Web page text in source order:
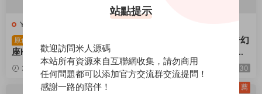
Y-元素王座
服務端
原創
座H5平台币内購版】Linux
手工服務端+GM授權後台
+平台币後台+簡易安卓客戶
端+視頻架設教程
2026-06-19 721 30
豎版彈幕飛行射擊奇幻
冒險養成手遊【飛吧龍騎士
代金券内購版】Linux手工服
務端+安卓+CDK授權後台
+全套前後端源碼+視頻架設
2026-06-16 30
薦
站點提示
歡迎訪問米人源碼
本站所有資源來自互聯網收集，請勿商用
任何問題都可以添加官方交流群交流提問！
感謝一路的陪伴！